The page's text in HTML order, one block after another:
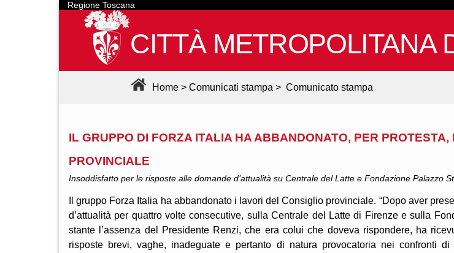
Regione Toscana
CITTÀ METROPOLITANA
Home > Comunicati stampa > Comunicato stampa
IL GRUPPO DI FORZA ITALIA HA ABBANDONATO, PER PROTESTA,
PROVINCIALE
Insoddisfatto per le risposte alle domande d’attualità su Centrale del Latte e Fondazione Palazzo
Il gruppo Forza Italia ha abbandonato i lavori del Consiglio provinciale. “Dopo aver
d’attualità per quattro volte consecutive, sulla Centrale del Latte di Firenze e sulla
stante l’assenza del Presidente Renzi, che era colui che doveva rispondere, ha
risposte brevi, vaghe, inadeguate e pertanto di natura provocatoria nei confronti